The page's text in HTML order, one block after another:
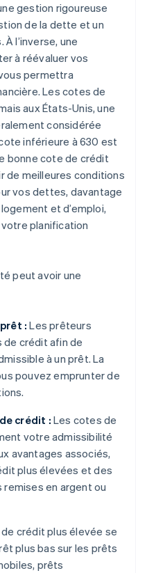
gestion rigoureuse
de la dette et un
l’inverse, une
à réévaluer vos
permettra
Les cotes de
aux États-Unis, une
considérée
inférieure à 630 est
bonne cote de crédit
de meilleures conditions
vos dettes, davantage
et d’emploi,
planification
peut avoir une
: Les prêteurs
crédit afin de
à un prêt. La
pouvez emprunter de
crédit : Les cotes de
votre admissibilité
avantages associés,
plus élevées et des
en argent ou
crédit plus élevée se
plus bas sur les prêts
prêts